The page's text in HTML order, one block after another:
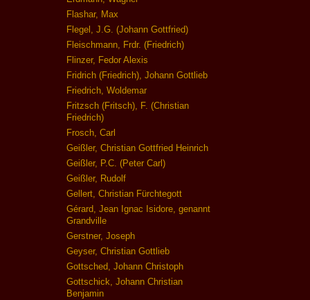
Flashar, Max
Flegel, J.G. (Johann Gottfried)
Fleischmann, Frdr. (Friedrich)
Flinzer, Fedor Alexis
Fridrich (Friedrich), Johann Gottlieb
Friedrich, Woldemar
Fritzsch (Fritsch), F. (Christian
Friedrich)
Frosch, Carl
Geißler, Christian Gottfried Heinrich
Geißler, P.C. (Peter Carl)
Geißler, Rudolf
Gellert, Christian Fürchtegott
Gérard, Jean Ignac Isidore, genannt
Grandville
Gerstner, Joseph
Geyser, Christian Gottlieb
Gottsched, Johann Christoph
Gottschick, Johann Christian
Benjamin